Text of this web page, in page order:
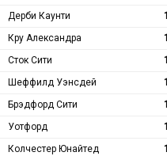
Дерби Каунти
Кру Александра
Сток Сити
Шеффилд Уэнсдей
Брэдфорд Сити
Уотфорд
Колчестер Юнайтед